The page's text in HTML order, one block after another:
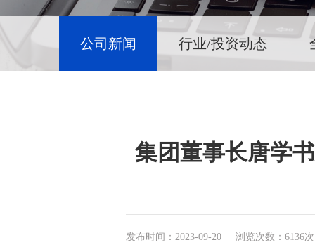
公司新闻 行业/投资动态
集团董事长唐学
发布时间：2023-09-20 浏览次数：6136次